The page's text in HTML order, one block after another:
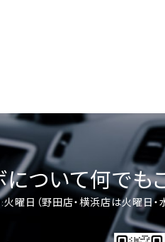
について何でも
曜日 （野田店・横浜店は火曜日・